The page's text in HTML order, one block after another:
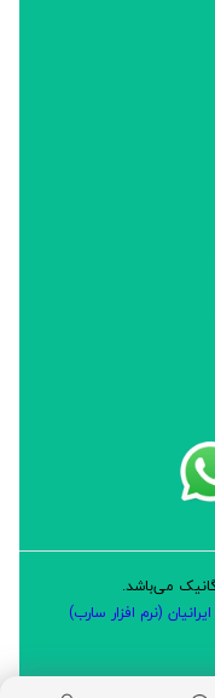
می‌باشد.
(نرم افزار سارب)